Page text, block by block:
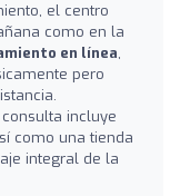
el centro
como en la
en línea,
pero
incluye
como una tienda
integral de la